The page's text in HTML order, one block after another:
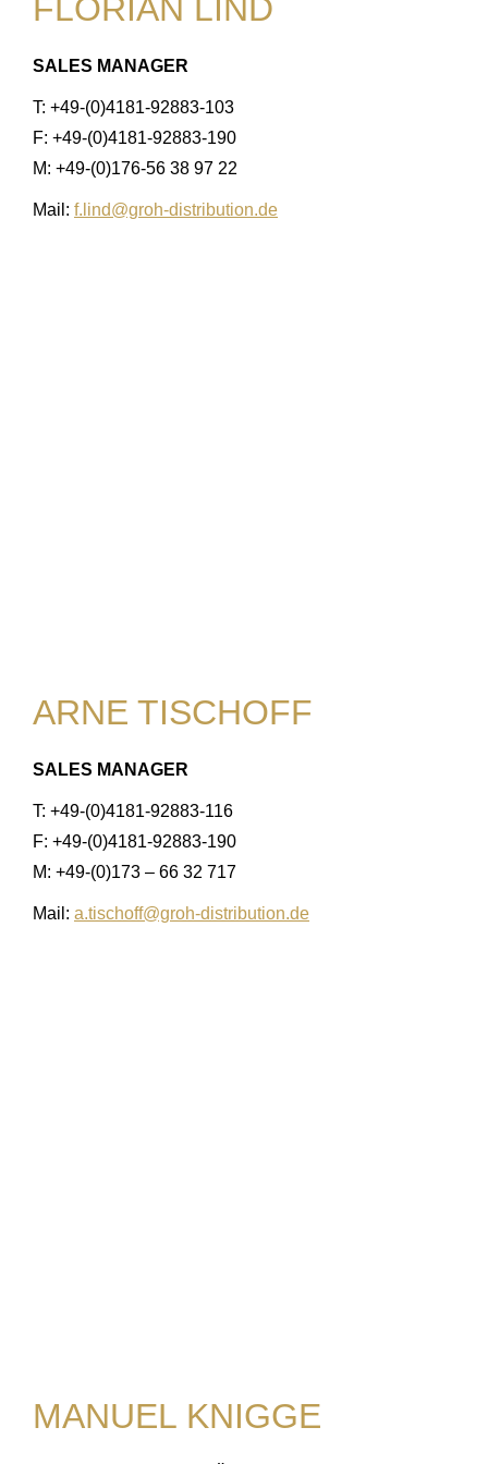
FLORIAN LIND
SALES MANAGER
T: +49-(0)4181-92883-103
F: +49-(0)4181-92883-190
M: +49-(0)176-56 38 97 22
Mail: f.lind@groh-distribution.de
ARNE TISCHOFF
SALES MANAGER
T: +49-(0)4181-92883-116
F: +49-(0)4181-92883-190
M: +49-(0)173 – 66 32 717
Mail: a.tischoff@groh-distribution.de
MANUEL KNIGGE